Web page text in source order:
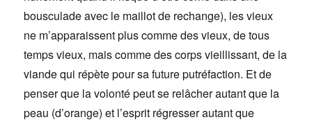
bousculade avec le maillot de rechange), les vieux
ne m’apparaissent plus comme des vieux, de tous
temps vieux, mais comme des corps vieillissant, de la
viande qui répète pour sa future putréfaction. Et de
penser que la volonté peut se relâcher autant que la
peau (d’orange) et l’esprit régresser autant que